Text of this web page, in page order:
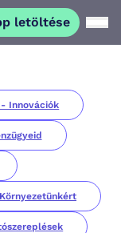
letöltése
Innovációk
Környezetünkért